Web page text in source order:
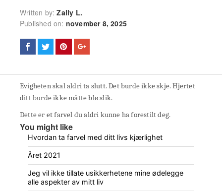
Written by:Zally L.
Published on: november 8, 2025
Evigheten skal aldri ta slutt. Det burde ikke skje. Hjertet
ditt burde ikke måtte blø slik.
Dette er et farvel du aldri kunne ha forestilt deg.
You might like
Hvordan ta farvel med ditt livs kjærlighet
Året 2021
Jeg vil ikke tillate usikkerhetene mine ødelegge
alle aspekter av mitt liv